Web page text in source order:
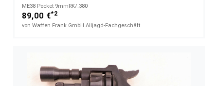
ME38 Pocket 9mmRK/.380
89,00 €*2
von Waffen Frank GmbH Alljagd-Fachgeschäft